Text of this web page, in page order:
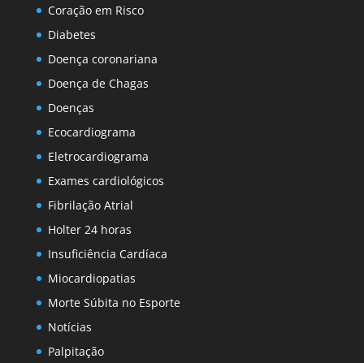
Coração em Risco
Diabetes
Doença coronariana
Doença de Chagas
Doenças
Ecocardiograma
Eletrocardiograma
Exames cardiológicos
Fibrilação Atrial
Holter 24 horas
Insuficiência Cardíaca
Miocardiopatias
Morte Súbita no Esporte
Notícias
Palpitação